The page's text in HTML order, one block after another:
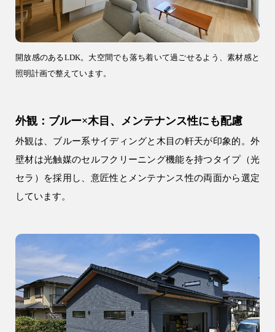
開放感のあるLDK。大空間でも落ち着いて過ごせるよう、素材感と
照明計画で整えています。
外観：ブルー×木目、メンテナンス性にも配慮
外観は、ブルー系サイディングと木目の軒天が印象的。外
壁材は光触媒のセルフクリーニング機能を持つタイプ（光
セラ）を採用し、意匠性とメンテナンス性の両面から選定
しています。